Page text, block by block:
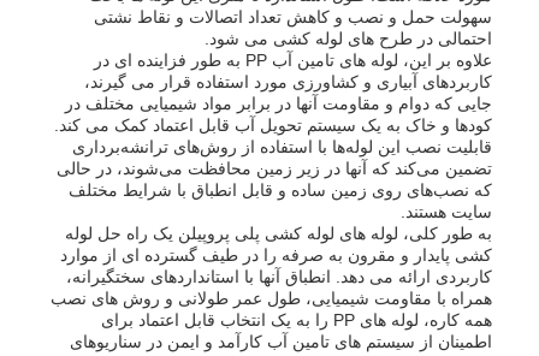
سهولت حمل و نصب و کاهش تعداد اتصالات و نقاط نشتی
احتمالی در طرح های لوله کشی می شود.
علاوه بر این، لوله های تامین آب PP به طور فزاینده ای در
کاربردهای آبیاری و کشاورزی مورد استفاده قرار می گیرند،
جایی که دوام و مقاومت آنها در برابر مواد شیمیایی مختلف در
کودها و خاک به یک سیستم تحویل آب قابل اعتماد کمک می کند.
قابلیت نصب این لوله‌ها با استفاده از روش‌های ترانشه‌برداری
تضمین می‌کند که آنها در زیر زمین محافظت می‌شوند، در حالی
که نصب‌های روی زمین ساده و قابل انطباق با شرایط مختلف
سایت هستند.
به طور کلی، لوله های لوله کشی پلی پروپیلن یک راه حل لوله
کشی پایدار و مقرون به صرفه را در طیف گسترده ای از موارد
کاربردی ارائه می دهد. انطباق آنها با استانداردهای سختگیرانه،
همراه با مقاومت شیمیایی، طول عمر طولانی و روش های نصب
همه کاره، لوله های PP را به یک انتخاب قابل اعتماد برای
اطمینان از سیستم های تامین آب کارآمد و ایمن در سناریوهای